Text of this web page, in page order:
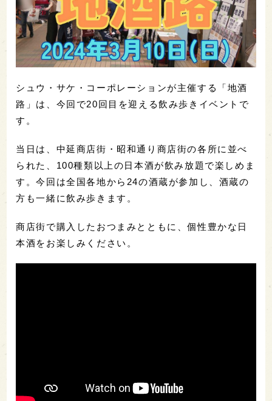
シュウ・サケ・コーポレーションが主催する「地酒
路」は、今回で20回目を迎える飲み歩きイベントで
す。
当日は、中延商店街・昭和通り商店街の各所に並べ
られた、100種類以上の日本酒が飲み放題で楽しめま
す。今回は全国各地から24の酒蔵が参加し、酒蔵の
方も一緒に飲み歩きます。
商店街で購入したおつまみとともに、個性豊かな日
本酒をお楽しみください。